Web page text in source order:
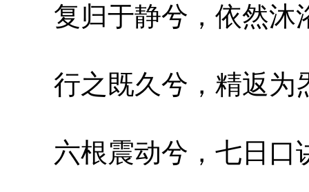
复归于静兮，依然沐
行之既久兮，精返为
六根震动兮，七日口